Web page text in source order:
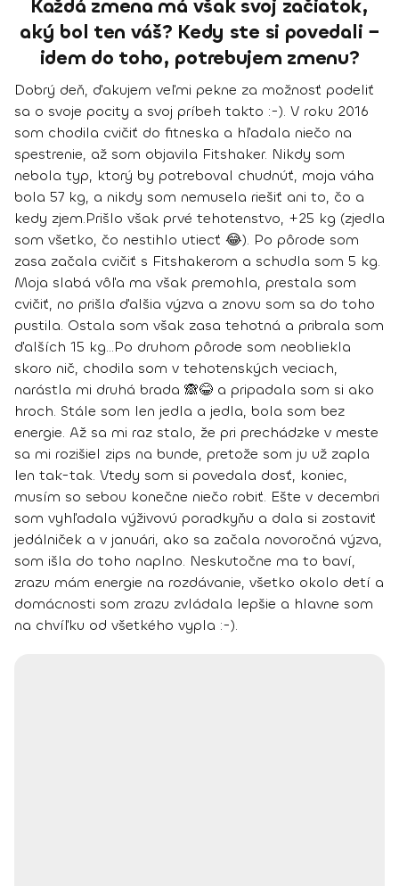
Každá zmena má však svoj začiatok,
aký bol ten váš? Kedy ste si povedali −
idem do toho, potrebujem zmenu?
Dobrý deň, ďakujem veľmi pekne za možnosť podeliť
sa o svoje pocity a svoj príbeh takto :-). V roku 2016
som chodila cvičiť do fitneska a hľadala niečo na
spestrenie, až som objavila Fitshaker. Nikdy som
nebola typ, ktorý by potreboval chudnúť, moja váha
bola 57 kg, a nikdy som nemusela riešiť ani to, čo a
kedy zjem.Prišlo však prvé tehotenstvo, +25 kg (zjedla
som všetko, čo nestihlo utiecť 😂). Po pôrode som
zasa začala cvičiť s Fitshakerom a schudla som 5 kg.
Moja slabá vôľa ma však premohla, prestala som
cvičiť, no prišla ďalšia výzva a znovu som sa do toho
pustila. Ostala som však zasa tehotná a pribrala som
ďalších 15 kg…Po druhom pôrode som neobliekla
skoro nič, chodila som v tehotenských veciach,
narástla mi druhá brada 🙈😂 a pripadala som si ako
hroch. Stále som len jedla a jedla, bola som bez
energie. Až sa mi raz stalo, že pri prechádzke v meste
sa mi rozišiel zips na bunde, pretože som ju už zapla
len tak-tak. Vtedy som si povedala dosť, koniec,
musím so sebou konečne niečo robiť. Ešte v decembri
som vyhľadala výživovú poradkyňu a dala si zostaviť
jedálniček a v januári, ako sa začala novoročná výzva,
som išla do toho naplno. Neskutočne ma to baví,
zrazu mám energie na rozdávanie, všetko okolo detí a
domácnosti som zrazu zvládala lepšie a hlavne som
na chvíľku od všetkého vypla :-).